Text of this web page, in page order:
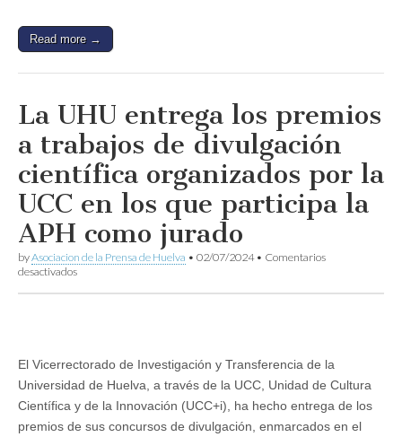
Lucha
contra
pobreza
la
Universidad
de
Huelva
Read more →
La UHU entrega los premios
a trabajos de divulgación
científica organizados por la
UCC en los que participa la
APH como jurado
byAsociacion de la Prensa de Huelva • 02/07/2024• Comentarios
desactivadosen
trabajos
de
divulgación
científica
organizados
El Vicerrectorado de Investigación y Transferencia de la
Universidad de Huelva, a través de la UCC, Unidad de Cultura
Científica y de la Innovación (UCC+i), ha hecho entrega de los
premios de sus concursos de divulgación, enmarcados en el